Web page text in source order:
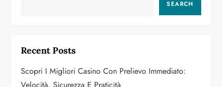
i
g
SEARCH
Recent Posts
Scopri I Migliori Casino Con Prelievo Immediato: